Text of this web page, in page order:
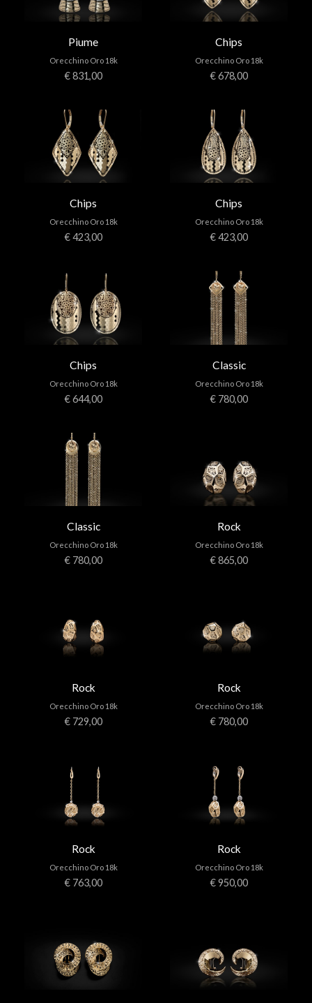
Piume
Orecchino Oro 18k
€ 831,00
Chips
Orecchino Oro 18k
€ 678,00
Chips
Orecchino Oro 18k
€ 423,00
Chips
Orecchino Oro 18k
€ 423,00
Chips
Orecchino Oro 18k
€ 644,00
Classic
Orecchino Oro 18k
€ 780,00
Classic
Orecchino Oro 18k
€ 780,00
Rock
Orecchino Oro 18k
€ 865,00
Rock
Orecchino Oro 18k
€ 729,00
Rock
Orecchino Oro 18k
€ 780,00
Rock
Orecchino Oro 18k
€ 763,00
Rock
Orecchino Oro 18k
€ 950,00